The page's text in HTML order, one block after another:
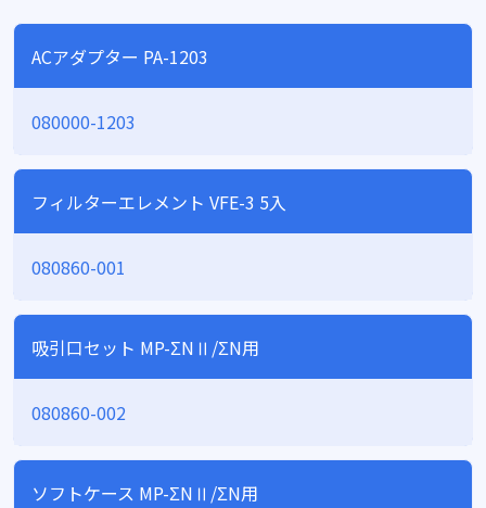
ACアダプター PA-1203
080000-1203
フィルターエレメント VFE-3 5入
080860-001
吸引口セット MP-ΣNⅡ/ΣN用
080860-002
ソフトケース MP-ΣNⅡ/ΣN用